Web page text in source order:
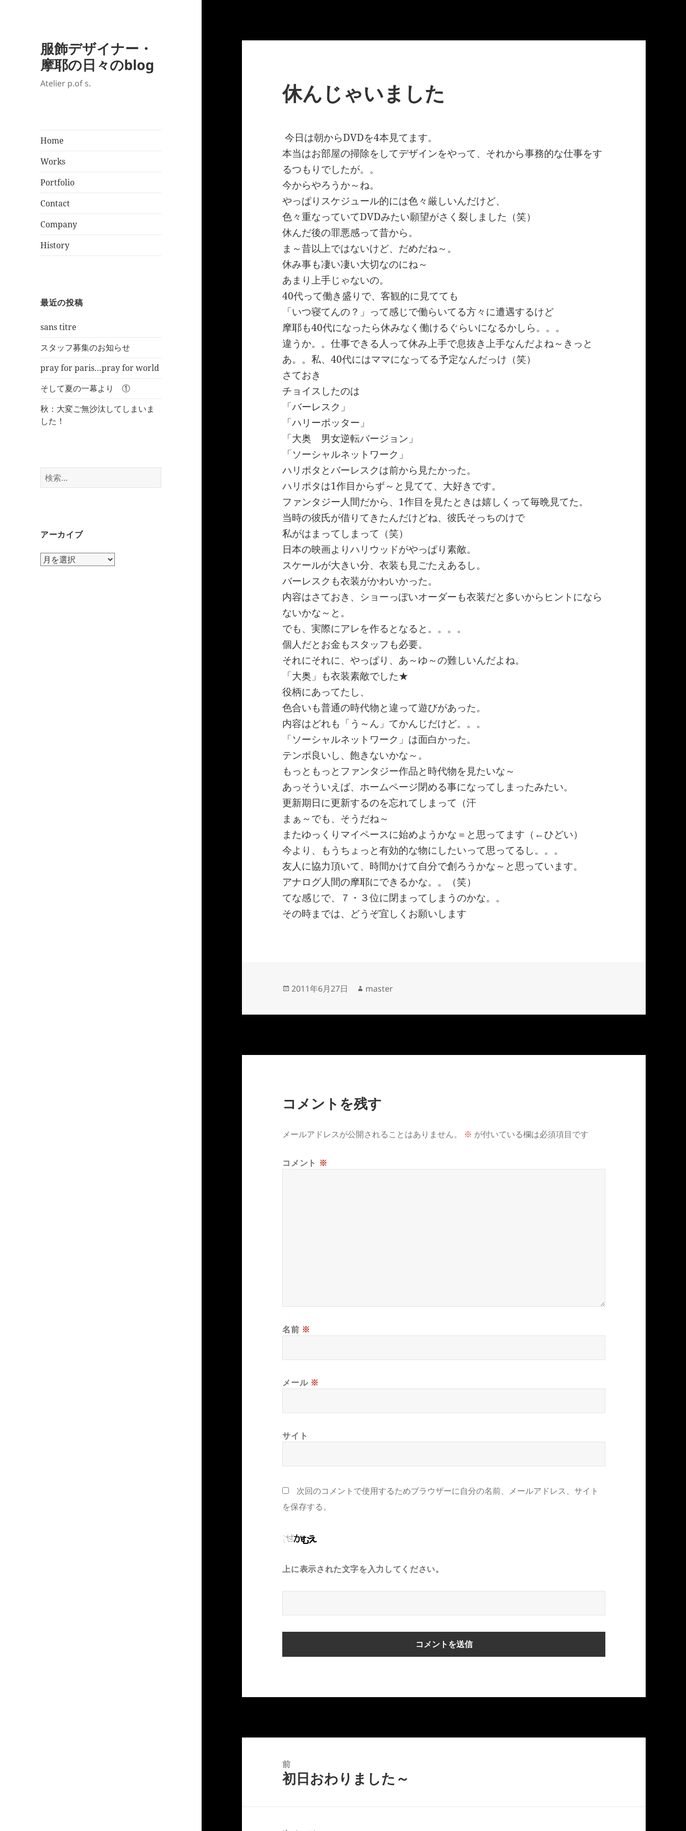
服飾デザイナー・
摩耶の日々のblog
Atelier p.of s.
Home
Works
Portfolio
Contact
Company
History
最近の投稿
sans titre
スタッフ募集のお知らせ
pray for paris…pray for world
そして夏の一幕より ①
秋：大変ご無沙汰してしまいま
した！
検
索:
アーカイブ
ア
休んじゃいました
今日は朝からDVDを4本見てます。
本当はお部屋の掃除をしてデザインをやって、それから事務的な仕事をす
るつもりでしたが。。
今からやろうか～ね。
やっぱりスケジュール的には色々厳しいんだけど、
色々重なっていてDVDみたい願望がさく裂しました（笑）
休んだ後の罪悪感って昔から。
ま～昔以上ではないけど、だめだね～。
休み事も凄い凄い大切なのにね～
あまり上手じゃないの。
40代って働き盛りで、客観的に見てても
「いつ寝てんの？」って感じで働らいてる方々に遭遇するけど
摩耶も40代になったら休みなく働けるぐらいになるかしら。。。
違うか。。仕事できる人って休み上手で息抜き上手なんだよね～きっと
あ。。私、40代にはママになってる予定なんだっけ（笑）
さておき
チョイスしたのは
「バーレスク」
「ハリーポッター」
「大奥 男女逆転バージョン」
「ソーシャルネットワーク」
ハリポタとバーレスクは前から見たかった。
ハリポタは1作目からず～と見てて、大好きです。
ファンタジー人間だから、1作目を見たときは嬉しくって毎晩見てた。
当時の彼氏が借りてきたんだけどね、彼氏そっちのけで
私がはまってしまって（笑）
日本の映画よりハリウッドがやっぱり素敵。
スケールが大きい分、衣装も見ごたえあるし。
バーレスクも衣装がかわいかった。
内容はさておき、ショーっぽいオーダーも衣装だと多いからヒントになら
ないかな～と。
でも、実際にアレを作るとなると。。。。
個人だとお金もスタッフも必要。
それにそれに、やっぱり、あ～ゆ～の難しいんだよね。
「大奥」も衣装素敵でした★
役柄にあってたし、
色合いも普通の時代物と違って遊びがあった。
内容はどれも「う～ん」てかんじだけど。。。
「ソーシャルネットワーク」は面白かった。
テンポ良いし、飽きないかな～。
もっともっとファンタジー作品と時代物を見たいな～
あっそういえば、ホームページ閉める事になってしまったみたい。
更新期日に更新するのを忘れてしまって（汗
まぁ～でも、そうだね～
またゆっくりマイペースに始めようかな＝と思ってます（←ひどい）
今より、もうちょっと有効的な物にしたいって思ってるし。。。
友人に協力頂いて、時間かけて自分で創ろうかな～と思っています。
アナログ人間の摩耶にできるかな。。（笑）
てな感じで、７・３位に閉まってしまうのかな。。
その時までは、どうぞ宜しくお願いします
投
日:
2011年6月27日
作
者
master
コメントを残す
メールアドレスが公開されることはありません。 ※ が付いている欄は必須項目です
コメント ※
名前 ※
メール ※
サイト
次回のコメントで使用するためブラウザーに自分の名前、メールアドレス、サイト
を保存する。
上に表示された文字を入力してください。
前
前
初日おわりました～